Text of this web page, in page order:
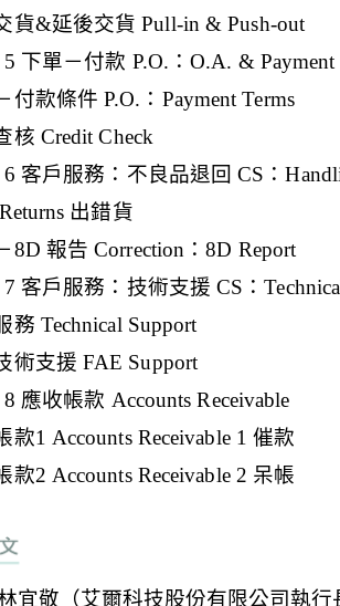
貨&延後交貨 Pull-in & Push-out
5 下單－付款 P.O.：O.A. & Payment
付款條件 P.O.：Payment Terms
核 Credit Check
6 客戶服務：不良品退回 CS：
出錯貨
8D 報告 Correction：8D Report
7 客戶服務：技術支援 CS：
務 Technical Support
術支援 FAE Support
8 應收帳款 Accounts Receivable
款1 Accounts Receivable 1 催款
款2 Accounts Receivable 2 呆帳